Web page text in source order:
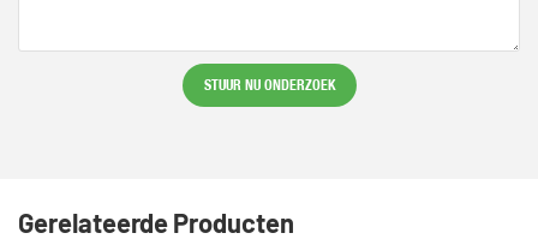
STUUR NU ONDERZOEK
Gerelateerde Producten